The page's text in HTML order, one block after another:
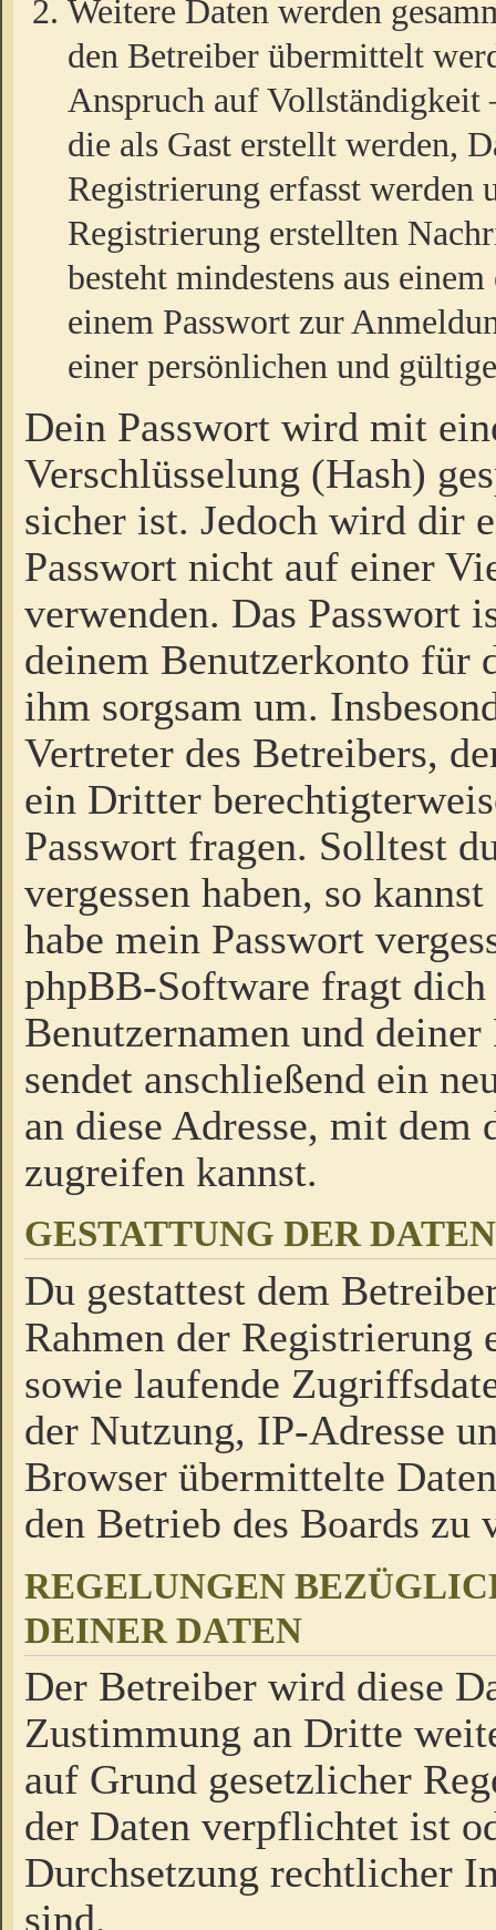
Weitere Daten werden
den Betreiber übermittelt
Anspruch auf
die als Gast erstellt werden,
Registrierung erfasst werden
Registrierung erstellten
besteht mindestens aus
einem Passwort zur
einer persönlichen und
Dein Passwort wird mit
Verschlüsselung (Hash)
sicher ist. Jedoch wird dir
Passwort nicht auf einer
verwenden. Das Passwort
deinem Benutzerkonto für
ihm sorgsam um.
Vertreter des Betreibers,
ein Dritter
Passwort fragen. Solltest
vergessen haben, so
habe mein Passwort
phpBB-Software fragt dich
Benutzernamen und
sendet anschließend ein
an diese Adresse, mit dem
zugreifen kannst.
GESTATTUNG DER
Du gestattest dem
Rahmen der Registrierung
sowie laufende
der Nutzung, IP-Adresse
Browser übermittelte
den Betrieb des Boards zu
REGELUNGEN
DEINER DATEN
Der Betreiber wird diese
Zustimmung an Dritte
auf Grund gesetzlicher
der Daten verpflichtet ist
Durchsetzung rechtlicher
sind.